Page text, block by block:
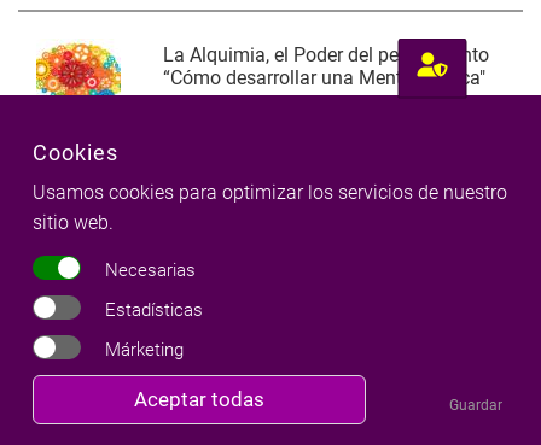
La Alquimia, el Poder del pensamiento
“Cómo desarrollar una Mente Mágica"
para aplicar a la vida cotidiana
Neptuno y Plutón
Milena Llop
El Solsticio de verano, una fecha
cósmica y mágica
Cookies
Usamos cookies para optimizar los servicios de nuestro
sitio web.
Necesarias
Estadísticas
Márketing
Aceptar todas Guardar